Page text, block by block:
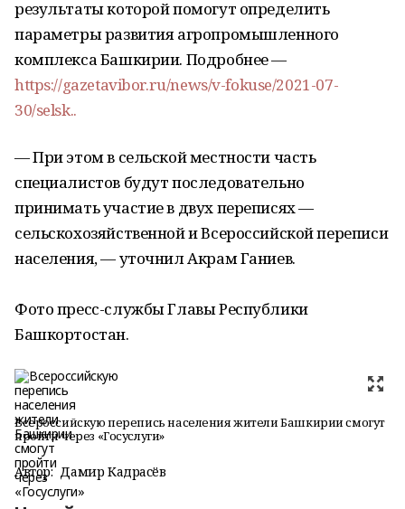
результаты которой помогут определить
параметры развития агропромышленного
комплекса Башкирии. Подробнее —
https://gazetavibor.ru/news/v-fokuse/2021-07-
30/selsk..
— При этом в сельской местности часть
специалистов будут последовательно
принимать участие в двух переписях —
сельскохозяйственной и Всероссийской переписи
населения, — уточнил Акрам Ганиев.
Фото пресс-службы Главы Республики
Башкортостан.
Всероссийскую перепись населения жители Башкирии смогут
пройти через «Госуслуги»
Автор: Дамир Кадрасёв